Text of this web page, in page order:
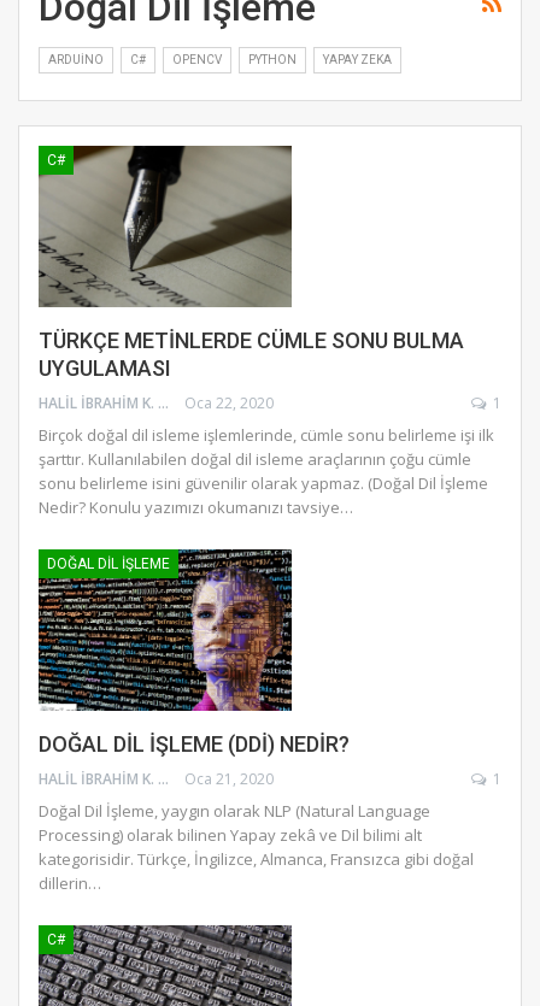
ARDUINO C# OPENCV PYTHON YAPAY ZEKA
C#
TÜRKÇE METİNLERDE CÜMLE SONU BULMA
UYGULAMASI
HALIL İBRAHIM K. Oca 22, 2020 1
Birçok doğal dil isleme işlemlerinde, cümle sonu belirleme işi ilk
şarttır. Kullanılabilen doğal dil isleme araçlarının çoğu cümle
sonu belirleme isini güvenilir olarak yapmaz. (Doğal Dil İşleme
Nedir? Konulu yazımızı okumanızı tavsiye…
DOĞAL DIL İŞLEME
DOĞAL DİL İŞLEME (DDİ) NEDİR?
HALIL İBRAHIM K. Oca 21, 2020 1
Doğal Dil İşleme, yaygın olarak NLP (Natural Language
Processing) olarak bilinen Yapay zekâ ve Dil bilimi alt
kategorisidir. Türkçe, İngilizce, Almanca, Fransızca gibi doğal
dillerin…
C#